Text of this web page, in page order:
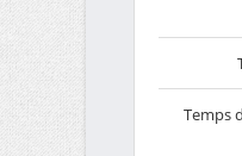
Temps